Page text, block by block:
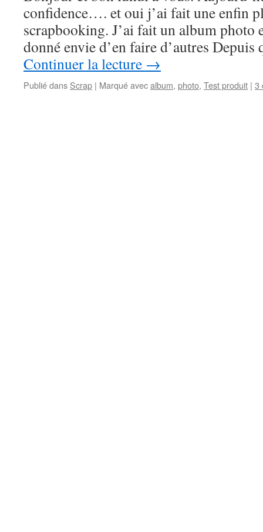
confidence…. et oui j’ai fait une enfin
scrapbooking. J’ai fait un album photo
donné envie d’en faire d’autres
Continuer la lecture →
Publié dans Scrap | Marqué avecalbum, photo, Test produit | 3